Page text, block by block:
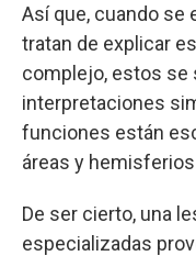
Así que, cuando se
tratan de explicar
complejo, estos se
interpretaciones
funciones están
áreas y
De ser cierto, una
especializadas